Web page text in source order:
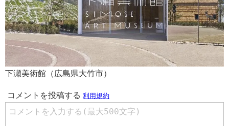
下瀬美術館（広島県大竹市）